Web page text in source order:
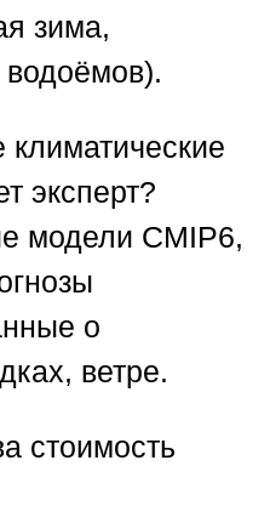
зима,
эксперт?
модели CMIP6,
о
ветре.
стоимость